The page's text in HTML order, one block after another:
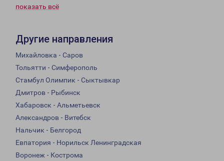
показать всё
Другие направления
Михайловка - Саров
Тольятти - Симферополь
Стамбул Олимпик - Сыктывкар
Дмитров - Рыбинск
Хабаровск - Альметьевск
Александров - Витебск
Нальчик - Белгород
Евпатория - Норильск Ленинградская
Воронеж - Кострома